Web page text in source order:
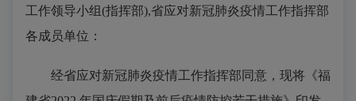
工作领导小组(指挥部),省应对新冠肺炎疫情工作指挥部
各成员单位：
经省应对新冠肺炎疫情工作指挥部同意，现将《福